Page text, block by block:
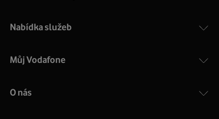
Nabídka služeb
Můj Vodafone
O nás